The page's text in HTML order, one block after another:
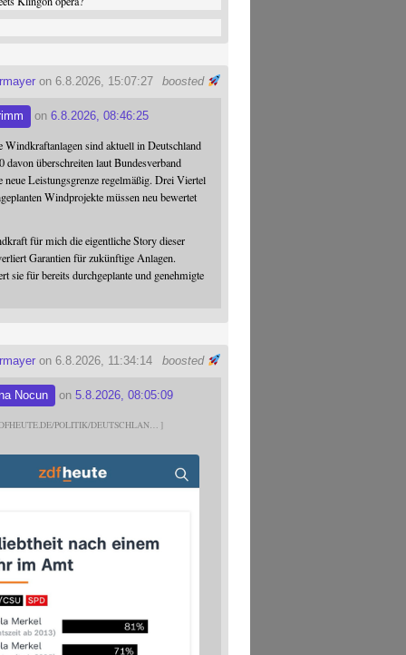
boosted
on 6.8.2026, 15:07:27
on6.8.2026, 08:46:25
Windkraftanlagen sind aktuell in Deutschland
davon überschreiten laut Bundesverband
neue Leistungsgrenze regelmäßig. Drei Viertel
Windprojekte müssen neu bewertet
für mich die eigentliche Story dieser
Garantien für zukünftige Anlagen.
sie für bereits durchgeplante und genehmigte
boosted
on 6.8.2026, 11:34:14
Nocun on5.8.2026, 08:05:09
POLITIK/DEUTSCHLAN